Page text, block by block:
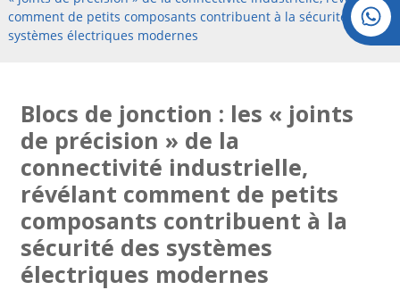
Cristal : +86 19032081821
comment de petits composants contribuent à la sécurité des
systèmes électriques modernes
Blocs de jonction : les « joints
de précision » de la
connectivité industrielle,
révélant comment de petits
composants contribuent à la
sécurité des systèmes
électriques modernes